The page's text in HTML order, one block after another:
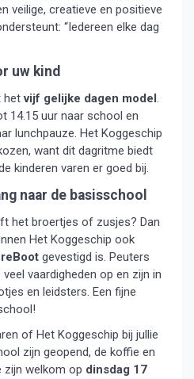
veilige, creatieve en positieve
“Iedereen elke dag
uw kind
hetvijf gelijke dagen model.
14.15 uur naar school en
lunchpauze. Het Koggeschip
want dit dagritme biedt
kinderen varen er goed bij.
naar de basisschool
het broertjes of zusjes? Dan
Het Koggeschip ook
gevestigd is. Peuters
vaardigheden op en zijn in
en leidsters. Een fijne
of Het Koggeschip bij jullie
zijn geopend, de koffie en
zijn welkom op dinsdag 17